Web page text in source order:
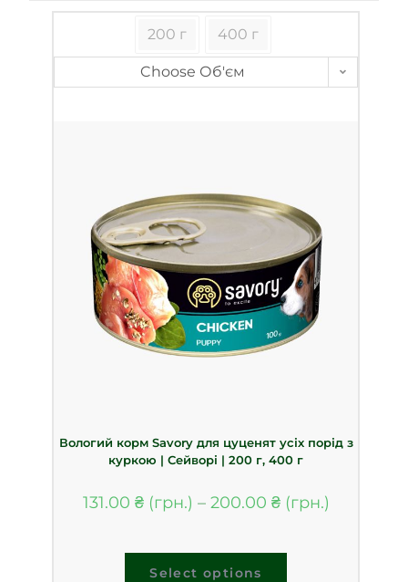
200 г 400 г
Choose Об'єм
Вологий корм Savory для цуценят усіх порід з
куркою | Сейворі | 200 г, 400 г
131.00 ₴ – 200.00 ₴
Select options